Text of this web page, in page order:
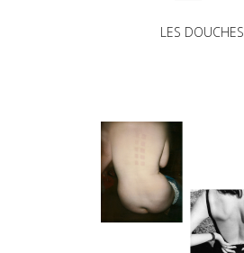
LES DOUCHES